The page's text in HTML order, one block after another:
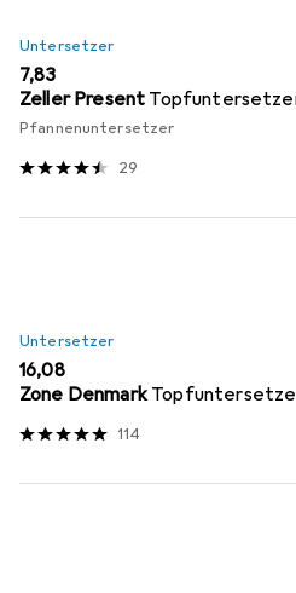
Untersetzer
EUR
7,83
Zeller Present
Pfannenuntersetzer
29
Untersetzer
EUR
16,08
Zone Denmark
114